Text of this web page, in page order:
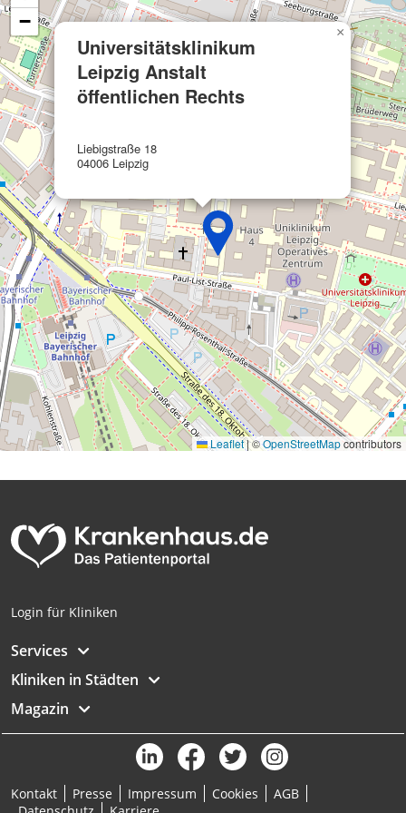
Universitätsklinikum
Leipzig Anstalt
öffentlichen Rechts
Liebigstraße 18
04006 Leipzig
×
−
Leaflet|©OpenStreetMapcontributors
Login für Kliniken
Services
Kliniken in Städten
Magazin
Kontakt Presse Impressum Cookies
AGB
Funktional
Werbung